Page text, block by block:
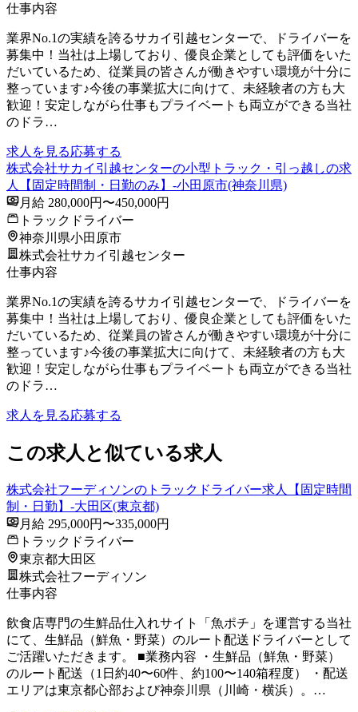
仕事内容
業界No.1の実績を誇るサカイ引越センターで、ドライバーを
募集中！当社は上場しており、優良企業としても評価をいた
だいているため、従業員の皆さんが働きやすい環境が十分に
整っています♪今後の事業拡大に向けて、未経験者の方も大
歓迎！安定しながら仕事もプライベートも両立ができる当社
のドラ…
求人を見る応募する
株式会社サカイ引越センターの小型トラック・引っ越しの求
人【固定時間制・日勤のみ】-小田原市(神奈川県)
月給 280,000円〜450,000円
トラックドライバー
神奈川県小田原市
株式会社サカイ引越センター
仕事内容
業界No.1の実績を誇るサカイ引越センターで、ドライバーを
募集中！当社は上場しており、優良企業としても評価をいた
だいているため、従業員の皆さんが働きやすい環境が十分に
整っています♪今後の事業拡大に向けて、未経験者の方も大
歓迎！安定しながら仕事もプライベートも両立ができる当社
のドラ…
求人を見る応募する
この求人と似ている求人
株式会社フーディソンのトラックドライバー求人【固定時間
制・日勤】-大田区(東京都)
月給 295,000円〜335,000円
トラックドライバー
東京都大田区
株式会社フーディソン
仕事内容
飲食店専門の生鮮品仕入れサイト「魚ポチ」を運営する当社
にて、生鮮品（鮮魚・野菜）のルート配送ドライバーとして
ご活躍いただきます。 ■業務内容 ・生鮮品（鮮魚・野菜）
のルート配送（1日約40〜60件、約100〜140箱程度） ・配送
エリアは東京都心部および神奈川県（川崎・横浜）。…